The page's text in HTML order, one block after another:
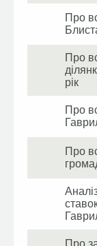
Про
Про
рік
Про
Про
Про